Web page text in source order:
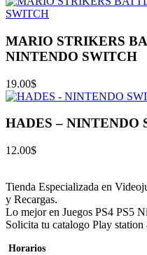
MARIO STRIKERS
NINTENDO SWITCH
19.00$
HADES – NINTENDO
12.00$
Tienda Especializada en
y Recargas.
Lo mejor en Juegos PS4 PS5
Solicita tu catalogo Play station
Horarios